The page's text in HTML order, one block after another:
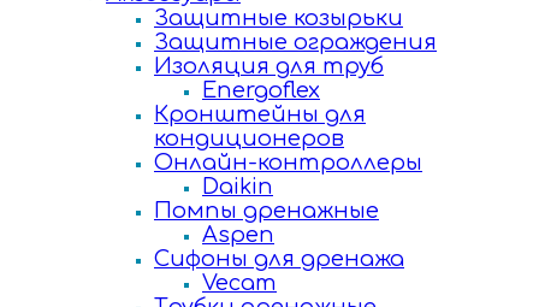
Защитные козырьки
Защитные ограждения
Изоляция для труб
Energoflex
Кронштейны для
кондиционеров
Онлайн-контроллеры
Daikin
Помпы дренажные
Aspen
Сифоны для дренажа
Vecam